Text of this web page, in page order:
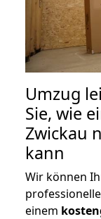
Umzug
Sie, wie
Zwickau
kann
Wir können
einem